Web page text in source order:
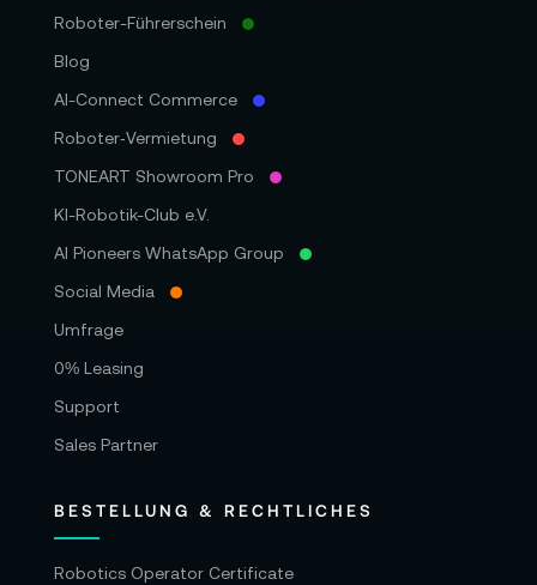
Roboter-Führerschein
Blog
AI-Connect Commerce
Roboter‑Vermietung
TONEART Showroom Pro
KI-Robotik-Club e.V.
AI Pioneers WhatsApp Group
Social Media
Umfrage
0% Leasing
Support
Sales Partner
BESTELLUNG & RECHTLICHES
Robotics Operator Certificate